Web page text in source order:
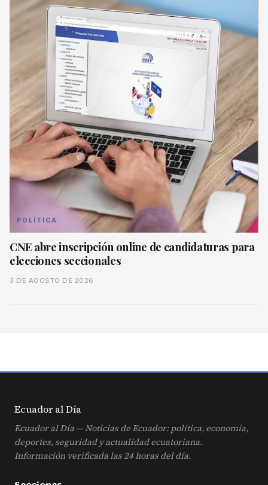
POLÍTICA
CNE abre inscripción online de candidaturas para
elecciones seccionales
3 DE AGOSTO DE 2026
Ecuador alDía
Ecuador al Día — Noticias de Ecuador: política, economía,
deportes, seguridad y actualidad ecuatoriana.
Información verificada las 24 horas del día.